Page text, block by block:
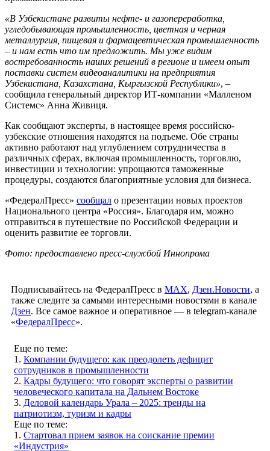
«В Узбекистане развиты нефте- и газопереработка,
угледобывающая промышленность, цветная и черная
металлургия, пищевая и фармацевтическая промышленность
– и нам есть что им предложить. Мы уже видим
востребованность наших решений в регионе и имеем опыт
поставки систем видеоаналитики на предприятия
Узбекистана, Казахстана, Кыргызской Республики», –
сообщила генеральный директор ИТ-компании «Малленом
Системс» Анна Живиця.
Как сообщают эксперты, в настоящее время российско-
узбекские отношения находятся на подъеме. Обе страны
активно работают над углублением сотрудничества в
различных сферах, включая промышленность, торговлю,
инвестиции и технологии: упрощаются таможенные
процедуры, создаются благоприятные условия для бизнеса.
«ФедералПресс» сообщал о презентации новых проектов
Национального центра «Россия». Благодаря им, можно
отправиться в путешествие по Российской Федерации и
оценить развитие ее торговли.
Фото: предоставлено пресс-службой Иннопрома
Подписывайтесь на ФедералПресс в МАХ, Дзен.Новости, а
также следите за самыми интересными новостями в канале
Дзен. Все самое важное и оперативное — в telegram-канале
«ФедералПресс».
Еще по теме:
1. Компании будущего: как преодолеть дефицит
сотрудников в промышленности
2. Кадры будущего: что говорят эксперты о развитии
человеческого капитала на Дальнем Востоке
3. Деловой календарь Урала – 2025: тренды на
патриотизм, туризм и кадры
Еще по теме:
1. Стартовал прием заявок на соискание премии
«Индустрия»